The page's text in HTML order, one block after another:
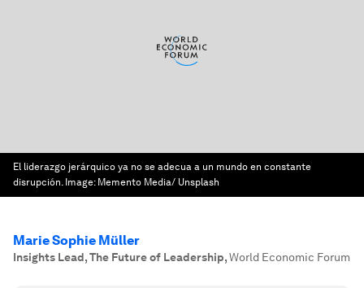
El liderazgo jerárquico ya no se adecua a un mundo en constante
disrupción. Image: Memento Media/ Unsplash
Marie Sophie Müller
Insights Lead, The Future of Leadership,World Economic Forum